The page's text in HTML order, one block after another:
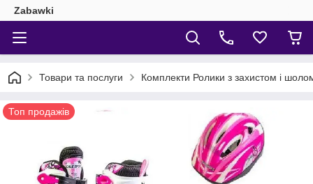
Zabawki
Товари та послуги Комплекти Ролики з захистом і
Топ продажів